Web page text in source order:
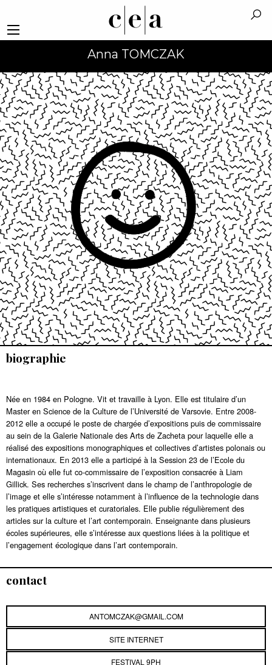
Anna TOMCZAK
biographie
Née en 1984 en Pologne. Vit et travaille à Lyon. Elle est titulaire d’un
Master en Science de la Culture de l’Université de Varsovie. Entre 2008-
2012 elle a occupé le poste de chargée d’expositions puis de commissaire
au sein de la Galerie Nationale des Arts de Zacheta pour laquelle elle a
réalisé des expositions monographiques et collectives d’artistes polonais ou
internationaux. En 2013 elle a participé à la Session 23 de l’Ecole du
Magasin où elle fut co-commissaire de l’exposition consacrée à Liam
Gillick. Ses recherches s’inscrivent dans le champ de l’anthropologie de
l’image et elle s’intéresse notamment à l’influence de la technologie dans
les pratiques artistiques et curatoriales. Elle publie régulièrement des
articles sur la culture et l’art contemporain. Enseignante dans plusieurs
écoles supérieures, elle s’intéresse aux questions liées à la politique et
l’engagement écologique dans l’art contemporain.
contact
ANTOMCZAK@GMAIL.COM
SITE INTERNET
FESTIVAL 9PH